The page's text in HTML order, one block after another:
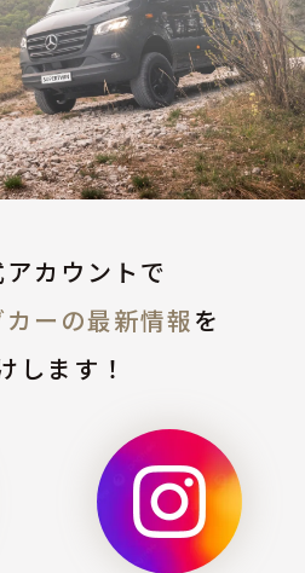
アカウントで
ーの最新情報を
します！